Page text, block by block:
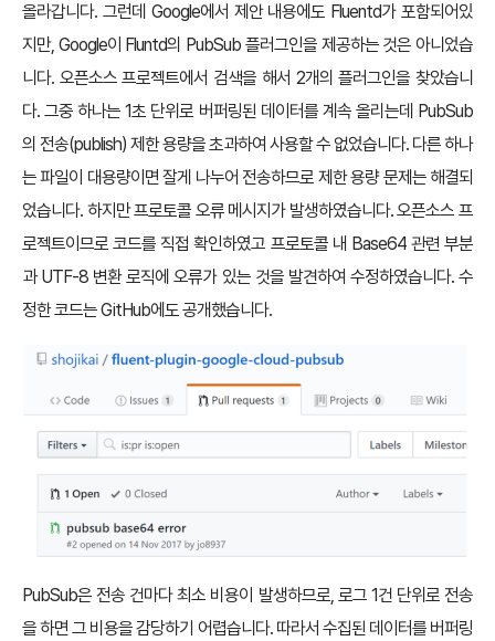
올라갑니다. 그런데 Google에서 제안 내용에도 Fluentd가 포함되어있
지만, Google이 Fluntd의 PubSub 플러그인을 제공하는 것은 아니었습
니다. 오픈소스 프로젝트에서 검색을 해서 2개의 플러그인을 찾았습니
다. 그중 하나는 1초 단위로 버퍼링된 데이터를 계속 올리는데 PubSub
의 전송(publish) 제한 용량을 초과하여 사용할 수 없었습니다. 다른 하나
는 파일이 대용량이면 잘게 나누어 전송하므로 제한 용량 문제는 해결되
었습니다. 하지만 프로토콜 오류 메시지가 발생하였습니다. 오픈소스 프
로젝트이므로 코드를 직접 확인하였고 프로토콜 내 Base64 관련 부분
과 UTF-8 변환 로직에 오류가 있는 것을 발견하여 수정하였습니다. 수
정한 코드는 GitHub에도 공개했습니다.
PubSub은 전송 건마다 최소 비용이 발생하므로, 로그 1건 단위로 전송
을 하면 그 비용을 감당하기 어렵습니다. 따라서 수집된 데이터를 버퍼링